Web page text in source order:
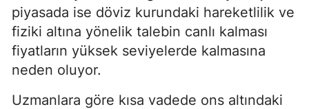
piyasada ise döviz kurundaki hareketlilik ve
fiziki altına yönelik talebin canlı kalması
fiyatların yüksek seviyelerde kalmasına
neden oluyor.
Uzmanlara göre kısa vadede ons altındaki